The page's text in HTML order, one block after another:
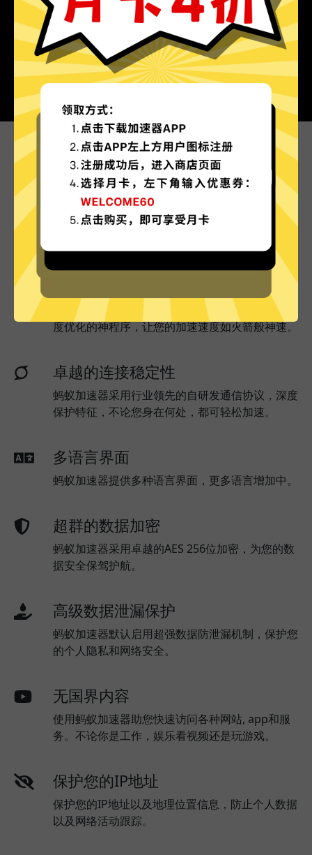
为什么选择蚂蚁加速器?
更多服务器地区选择
蚂蚁加速器现已拥有超多加速服务器节点，并且还
蚂蚁加速器已为所有蚂蚁加速器服务器部署实时速
度优化的神程序，让您的加速速度如火箭般神速。
卓越的连接稳定性
蚂蚁加速器采用行业领先的自研发通信协议，深度
保护特征，不论您身在何处，都可轻松加速。
多语言界面
蚂蚁加速器提供多种语言界面，更多语言增加中。
超群的数据加密
蚂蚁加速器采用卓越的AES 256位加密，为您的数
据安全保驾护航。
高级数据泄漏保护
蚂蚁加速器默认启用超强数据防泄漏机制，保护您
的个人隐私和网络安全。
无国界内容
使用蚂蚁加速器助您快速访问各种网站, app和服
务。不论你是工作，娱乐看视频还是玩游戏。
保护您的IP地址
保护您的IP地址以及地理位置信息，防止个人数据
以及网络活动跟踪。